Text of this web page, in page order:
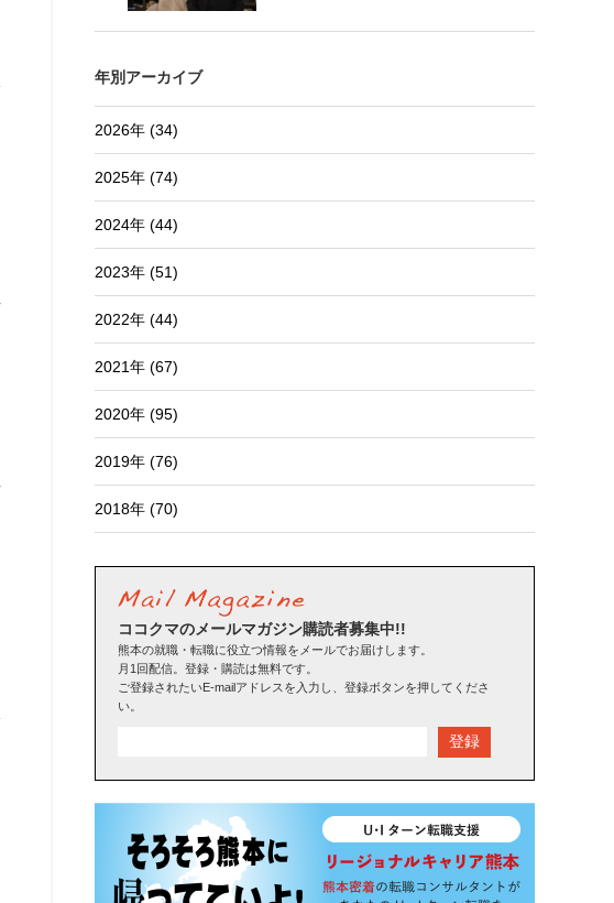
年別アーカイブ
2026年 (34)
2025年 (74)
2024年 (44)
2023年 (51)
2022年 (44)
2021年 (67)
2020年 (95)
2019年 (76)
2018年 (70)
ココクマのメールマガジン購読者募集中!!
熊本の就職・転職に役立つ情報をメールでお届けします。
月1回配信。登録・購読は無料です。
ご登録されたいE-mailアドレスを入力し、登録ボタンを押してくださ
い。
登録